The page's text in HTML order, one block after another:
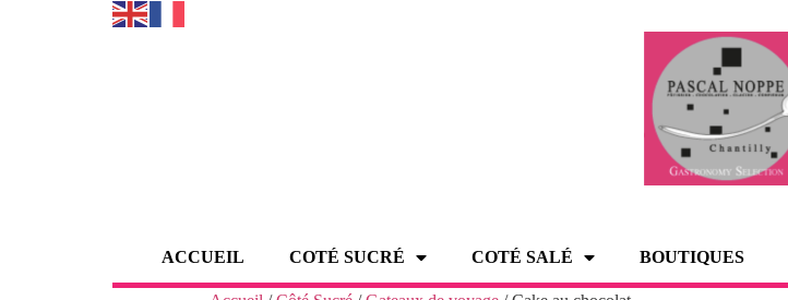
ACCUEIL COTÉ SUCRÉ COTÉ SALÉ BOUTIQUES